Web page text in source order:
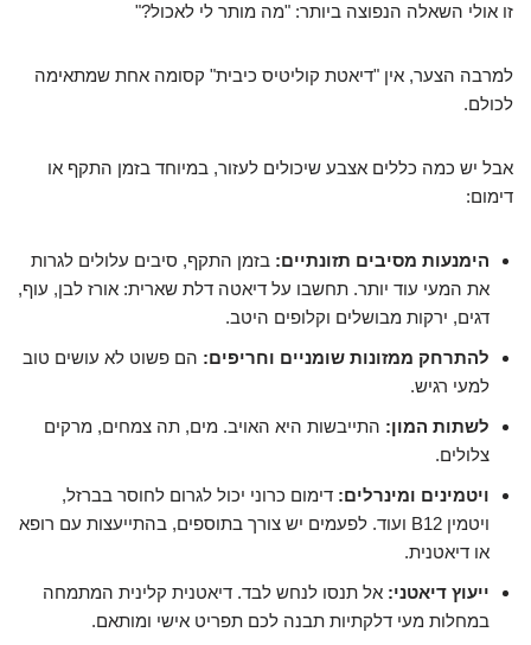
זו אולי השאלה הנפוצה ביותר: "מה מותר לי לאכול?"
למרבה הצער, אין "דיאטת קוליטיס כיבית" קסומה אחת שמתאימה
לכולם.
אבל יש כמה כללים אצבע שיכולים לעזור, במיוחד בזמן התקף או
דימום:
הימנעות מסיבים תזונתיים: בזמן התקף, סיבים עלולים לגרות
את המעי עוד יותר. תחשבו על דיאטה דלת שארית: אורז לבן, עוף,
דגים, ירקות מבושלים וקלופים היטב.
להתרחק ממזונות שומניים וחריפים: הם פשוט לא עושים טוב
למעי רגיש.
לשתות המון: התייבשות היא האויב. מים, תה צמחים, מרקים
צלולים.
ויטמינים ומינרלים: דימום כרוני יכול לגרום לחוסר בברזל,
ויטמין B12 ועוד. לפעמים יש צורך בתוספים, בהתייעצות עם רופא
או דיאטנית.
ייעוץ דיאטני: אל תנסו לנחש לבד. דיאטנית קלינית המתמחה
במחלות מעי דלקתיות תבנה לכם תפריט אישי ומותאם.